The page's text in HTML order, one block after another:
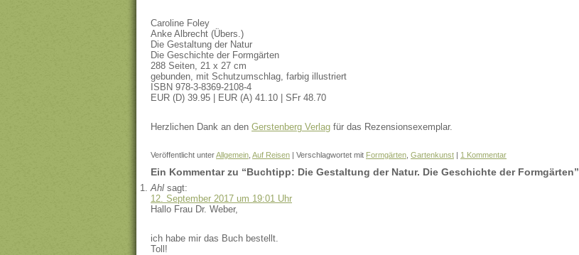
Caroline Foley
Anke Albrecht (Übers.)
Die Gestaltung der Natur
Die Geschichte der Formgärten
288 Seiten, 21 x 27 cm
gebunden, mit Schutzumschlag, farbig illustriert
ISBN 978-3-8369-2108-4
EUR (D) 39.95 | EUR (A) 41.10 | SFr 48.70
Herzlichen Dank an den Gerstenberg Verlag für das Rezensionsexemplar.
Veröffentlicht unterAllgemein Auf Reisen | Verschlagwortet mit Formgärten Gartenkunst | 1 Kommentar
Ein Kommentar zu “Buchtipp: Die Gestaltung der Natur. Die Geschichte der Formgärten”
Ahl sagt:
12. September 2017 um 19:01 Uhr
Hallo Frau Dr. Weber,
ich habe mir das Buch bestellt.
Toll!